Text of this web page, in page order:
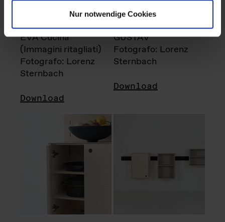
Nur notwendige Cookies
EVA Cucina
(Immagini ritagliati)
Fotografo: Lorenz
Sternbach
Download
GUSTAV
Fotografo: Lorenz
Sternbach
Download